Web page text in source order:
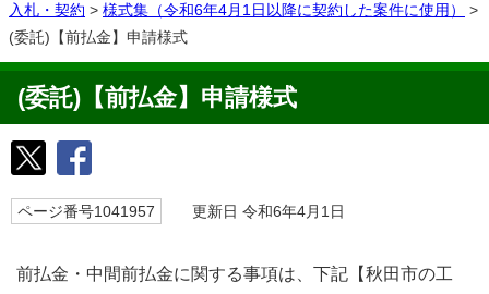
入札・契約 > 様式集（令和6年4月1日以降に契約した案件に使用）
>
(委託)【前払金】申請様式
(委託)【前払金】申請様式
ページ番号1041957 更新日 令和6年4月1日
前払金・中間前払金に関する事項は、下記【秋田市の工